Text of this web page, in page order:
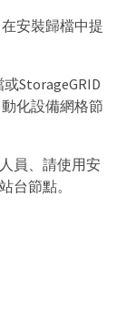
安裝歸檔中提
StorageGRID
化設備網格節
員、請使用安
台節點。